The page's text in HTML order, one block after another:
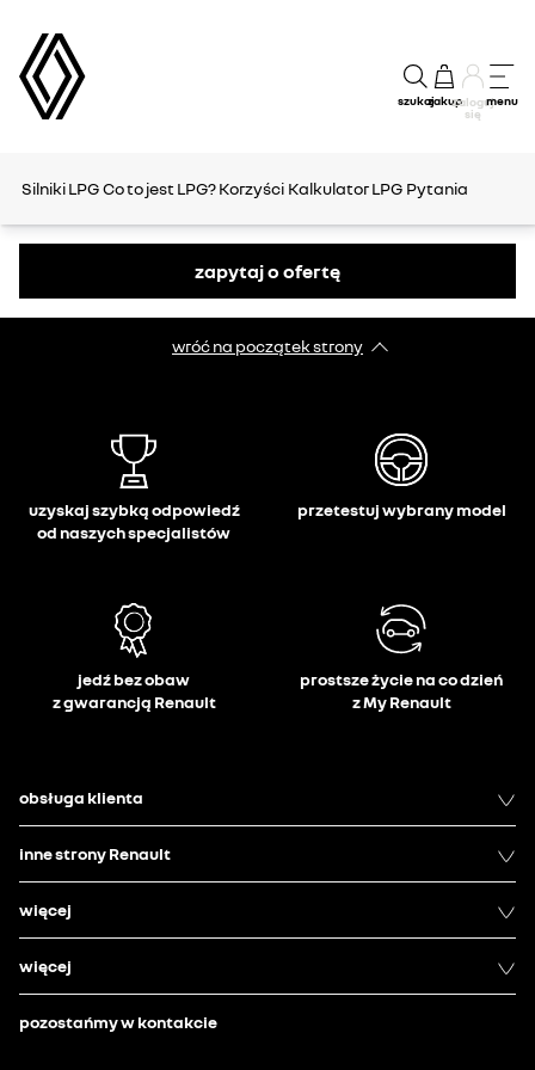
szukajzakupZaloguj
się
menu
Silniki LPGCo to jest LPG?Korzyści Kalkulator LPG Pytania
zapytaj o ofertę
wróć na początek strony
uzyskaj szybką odpowiedź
od naszych specjalistów
przetestuj wybrany model
jedź bez obaw
z gwarancją Renault
prostsze życie na co dzień
z My Renault
obsługa klienta
inne strony Renault
więcej
więcej
pozostańmy w kontakcie